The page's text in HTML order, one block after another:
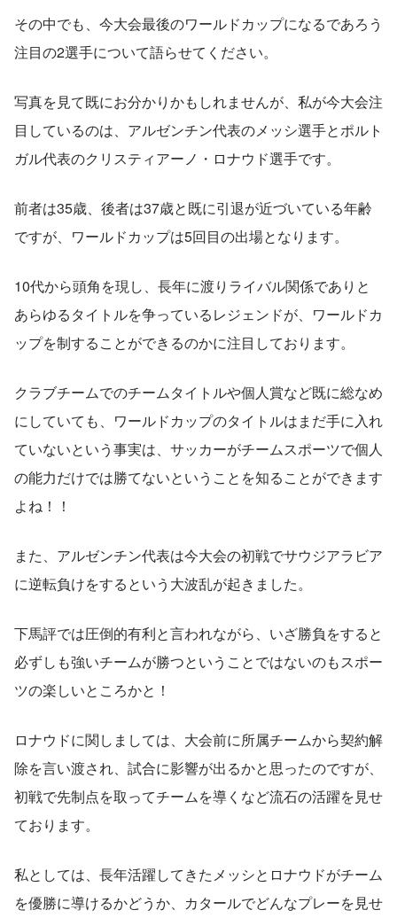
その中でも、今大会最後のワールドカップになるであろう
注目の2選手について語らせてください。
写真を見て既にお分かりかもしれませんが、私が今大会注
目しているのは、アルゼンチン代表のメッシ選手とポルト
ガル代表のクリスティアーノ・ロナウド選手です。
前者は35歳、後者は37歳と既に引退が近づいている年齢
ですが、ワールドカップは5回目の出場となります。
10代から頭角を現し、長年に渡りライバル関係でありと
あらゆるタイトルを争っているレジェンドが、ワールドカ
ップを制することができるのかに注目しております。
クラブチームでのチームタイトルや個人賞など既に総なめ
にしていても、ワールドカップのタイトルはまだ手に入れ
ていないという事実は、サッカーがチームスポーツで個人
の能力だけでは勝てないということを知ることができます
よね！！
また、アルゼンチン代表は今大会の初戦でサウジアラビア
に逆転負けをするという大波乱が起きました。
下馬評では圧倒的有利と言われながら、いざ勝負をすると
必ずしも強いチームが勝つということではないのもスポー
ツの楽しいところかと！
ロナウドに関しましては、大会前に所属チームから契約解
除を言い渡され、試合に影響が出るかと思ったのですが、
初戦で先制点を取ってチームを導くなど流石の活躍を見せ
ております。
私としては、長年活躍してきたメッシとロナウドがチーム
を優勝に導けるかどうか、カタールでどんなプレーを見せ